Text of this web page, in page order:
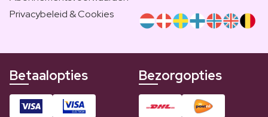
Privacybeleid & Cookies
Betaalopties Bezorgopties